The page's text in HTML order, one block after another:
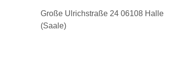
Große Ulrichstraße 24 06108 Halle
(Saale)